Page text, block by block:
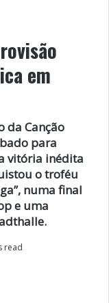
em
da Canção
para
vitória inédita
o troféu
numa final
e uma
read